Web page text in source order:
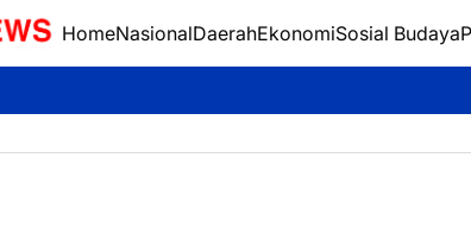
HomeNasionalDaerahEkonomiSosial Budaya
Silaturahmi